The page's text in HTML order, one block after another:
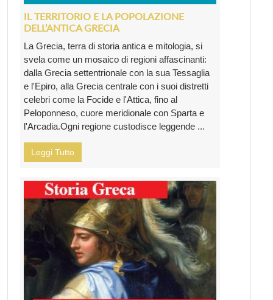
IL TERRITORIO E LA POPOLAZIONE
DELL’ANTICA GRECIA
La Grecia, terra di storia antica e mitologia, si
svela come un mosaico di regioni affascinanti:
dalla Grecia settentrionale con la sua Tessaglia
e l'Epiro, alla Grecia centrale con i suoi distretti
celebri come la Focide e l'Attica, fino al
Peloponneso, cuore meridionale con Sparta e
l'Arcadia.Ogni regione custodisce leggende ...
Leggi Tutto